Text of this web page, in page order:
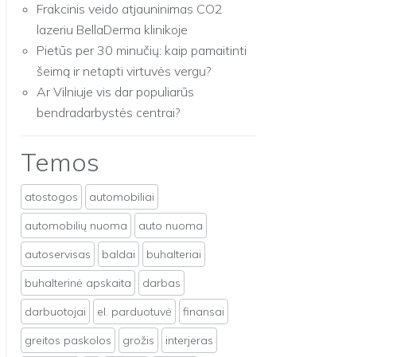
Frakcinis veido atjauninimas CO2
lazeriu BellaDerma klinikoje
Pietūs per 30 minučių: kaip pamaitinti
šeimą ir netapti virtuvės vergu?
Ar Vilniuje vis dar populiarūs
bendradarbystės centrai?
Temos
atostogos
automobiliai
automobilių nuoma
auto nuoma
autoservisas
baldai
buhalteriai
buhalterinė apskaita
darbas
darbuotojai
el. parduotuvė
finansai
greitos paskolos
grožis
interjeras